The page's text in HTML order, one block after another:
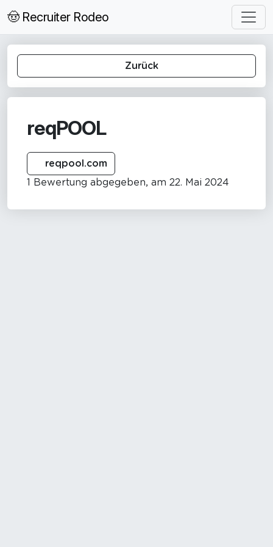
🤠 Recruiter Rodeo
Zurück
reqPOOL
reqpool.com
1 Bewertung abgegeben, am 22. Mai 2024